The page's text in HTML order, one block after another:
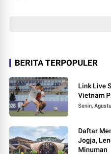
BERITA TERPOPULER
Link Live
Vietnam
Senin,
Daftar
Jogja,
Minuman